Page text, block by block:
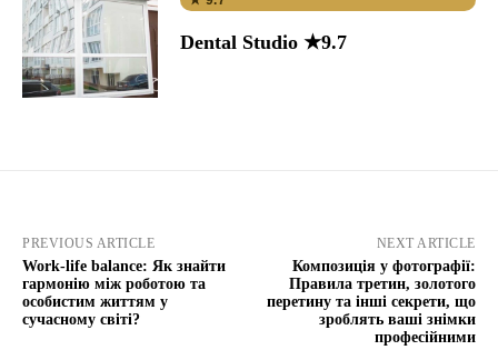
Dental Studio ★9.7
PREVIOUS ARTICLE
Work-life balance: Як знайти
гармонію між роботою та
особистим життям у
сучасному світі?
NEXT ARTICLE
Композиція у фотографії:
Правила третин, золотого
перетину та інші секрети, що
зроблять ваші знімки
професійними